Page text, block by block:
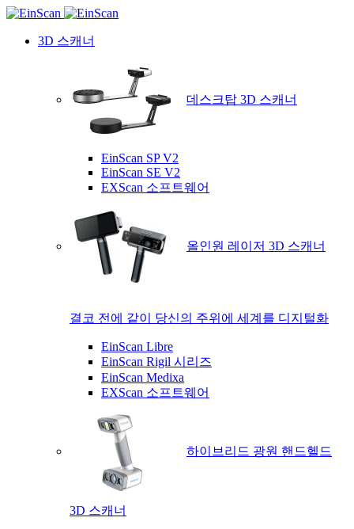
3D 스캐너
데스크탑 3D 스캐너
EinScan SP V2
EinScan SE V2
EXScan 소프트웨어
올인원 레이저 3D 스캐너
결코 전에 같이 당신의 주위에 세계를 디지털화
EinScan Libre
EinScan Rigil 시리즈
EinScan Medixa
EXScan 소프트웨어
하이브리드 광원 핸드헬드
3D 스캐너